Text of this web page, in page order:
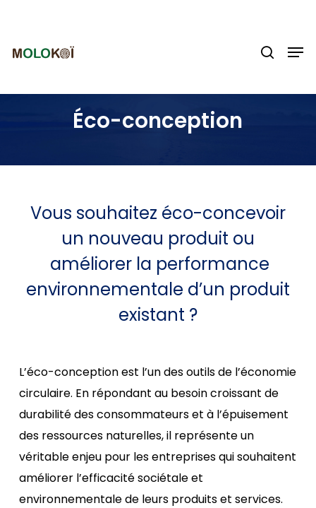
main
Éco-conception
Vous souhaitez éco-concevoir
un nouveau produit ou
améliorer la performance
environnementale d’un produit
existant ?
L’éco-conception est l’un des outils de l’économie
circulaire. En répondant au besoin croissant de
durabilité des consommateurs et à l’épuisement
des ressources naturelles, il représente un
véritable enjeu pour les entreprises qui souhaitent
améliorer l’efficacité sociétale et
environnementale de leurs produits et services.
Close